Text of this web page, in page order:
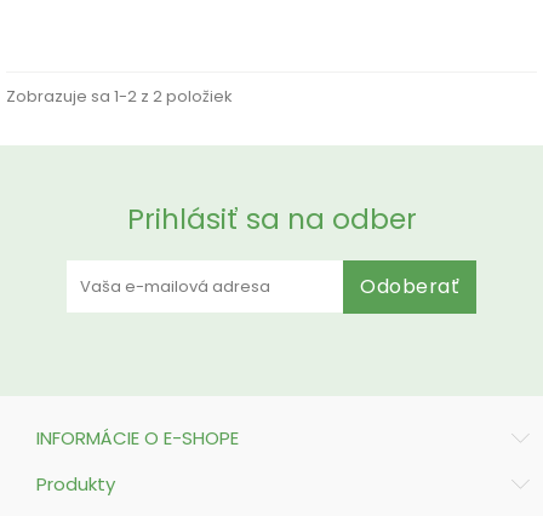
Zobrazuje sa 1-2 z 2 položiek
Prihlásiť sa na odber
Odoberať
INFORMÁCIE O E-SHOPE
Produkty